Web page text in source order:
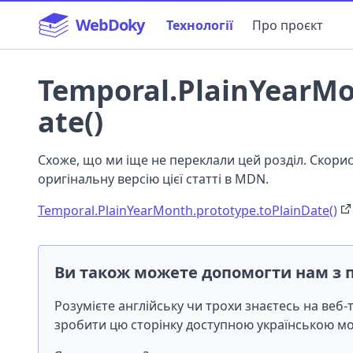
WebDoky Технології Про проєкт
ate()
Схоже, що ми іще не переклали цей розділ.
оригінальну версію цієї статті в MDN.
Temporal.PlainYearMonth.prototype.toPlainDate()
Ви також можете допомогти нам з
Розумієте англійську чи трохи знаєтесь на
зробити цю сторінку доступною українською